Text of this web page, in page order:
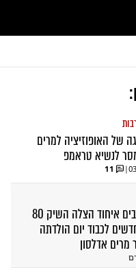
:
של האופוזיציה למרים
לנשיא טראמפ
|
11
ארגון המתנדבים איחוד הצלה השיק 80
לכבוד יום הולדתה